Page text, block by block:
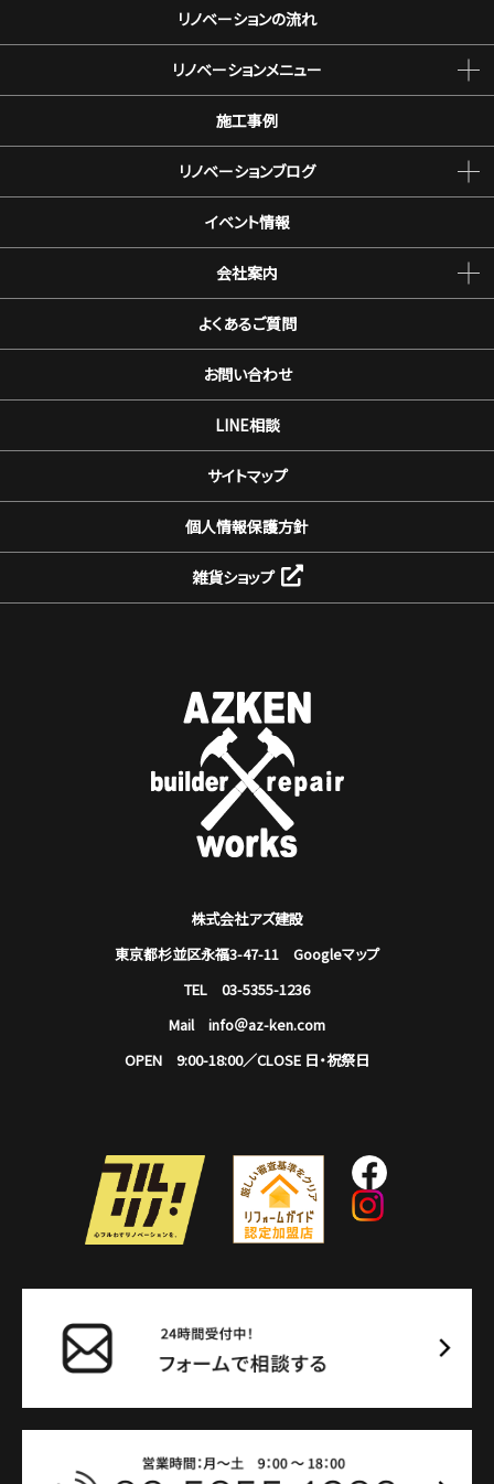
リノベーションの流れ
リノベーションメニュー
施工事例
リノベーションブログ
イベント情報
会社案内
よくあるご質問
お問い合わせ
LINE相談
サイトマップ
個人情報保護方針
雑貨ショップ
株式会社アズ建設
東京都杉並区永福3-47-11 Googleマップ
TEL 03-5355-1236
Mail info＠az-ken.com
OPEN 9:00-18:00／CLOSE 日・祝祭日